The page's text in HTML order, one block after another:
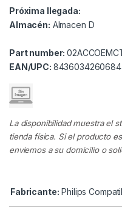
Próxima llegada:
Almacén: Almacen D
Part number:
EAN/UPC: 8436034260684
La disponibilidad muestra el
tienda física. Si el producto
enviemos a su domicilio o
Fabricante: Philips